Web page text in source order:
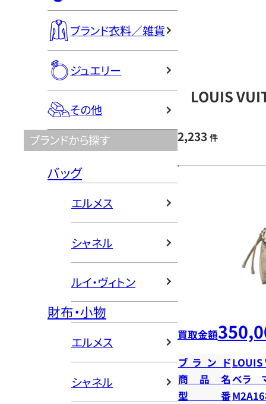
ブランド衣料／雑貨
ジュエリー
その他
ブランドから探す
バッグ
エルメス
シャネル
ルイ・ヴィトン
財布・小物
エルメス
シャネル
LOUIS
2,233 件
買取金額
ブランドLOUIS
商品名ベラ
型番